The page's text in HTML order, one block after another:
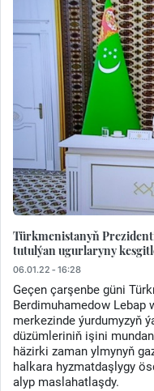
Türkmenistanyň
tutulýan ugurlaryny
06.01.22 - 16:28
Geçen çarşenbe güni
Berdimuhamedow Lebap
merkezinde ýurdumyzyň
düzümleriniň işini
häzirki zaman ylmynyň
halkara hyzmatdaşlygy
alyp maslahatlaşdy.